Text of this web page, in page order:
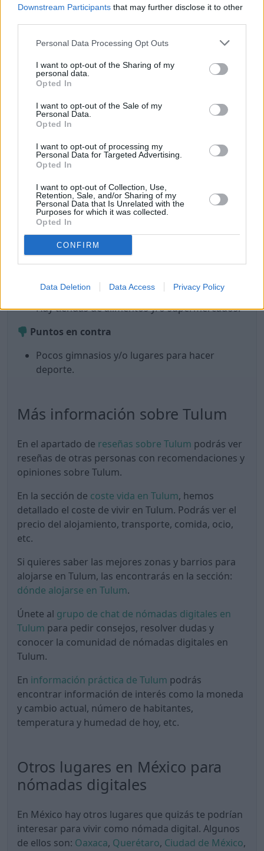
Downstream Participants that may further disclose it to other
Personal Data Processing Opt Outs
I want to opt-out of the Sharing of my
personal data.
Opted In
I want to opt-out of the Sale of my
Personal Data.
Opted In
I want to opt-out of processing my
Personal Data for Targeted Advertising.
Opted In
I want to opt-out of Collection, Use,
Retention, Sale, and/or Sharing of my
Personal Data that Is Unrelated with the
Purposes for which it was collected.
Opted In
CONFIRM
Data Deletion Data Access Privacy Policy
Puntos a favor y puntos en
contra
A continuación, vamos a listar algunos puntos a
favor y puntos de Tulum para vivir como nómada
digital.
Puntos a favor
Buen coste de vida.
Buena temperatura.
Internet rápido.
Es un lugar seguro.
Buena sanidad y hospitales.
Hay una buena oferta gastronómica.
Hay lugares para tomar café o té.
Hay lugares y eventos de cultura y ocio.
Hay lugares de interés que visitar.
Hay lugares para ir de compras.
Hay tiendas de alimentos y/o supermercados.
Puntos en contra
Pocos gimnasios y/o lugares para hacer
deporte.
Más información sobre Tulum
En el apartado de reseñas sobre Tulum podrás ver
reseñas de otras personas con recomendaciones y
opiniones sobre Tulum.
En la sección de coste vida en Tulum, hemos
detallado el coste de vivir en Tulum. Podrás ver el
precio del alojamiento, transporte, comida, ocio,
etc.
Si quieres saber las mejores zonas y barrios para
alojarse en Tulum, las encontrarás en la sección:
dónde alojarse en Tulum.
Únete al grupo de chat de nómadas digitales en
Tulum para pedir consejos, resolver dudas y
conocer la comunidad de nómadas digitales en
Tulum.
En información práctica de Tulum podrás
encontrar información de interés como la moneda
y cambio actual, número de habitantes,
temperatura y humedad de hoy, etc.
Otros lugares en México para
nómadas digitales
En México hay otros lugares que quizás te podrían
interesar para vivir como nómada digital. Algunos
de ellos son: Oaxaca, Querétaro, Ciudad de México,